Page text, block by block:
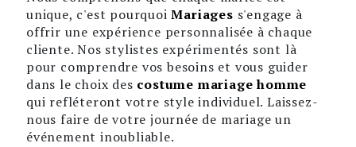
unique, c'est pourquoiMariages s'engage à
offrir une expérience personnalisée à chaque
cliente. Nos stylistes expérimentés sont là
pour comprendre vos besoins et vous guider
dans le choix des costume mariage homme
qui refléteront votre style individuel. Laissez-
nous faire de votre journée de mariage un
événement inoubliable.